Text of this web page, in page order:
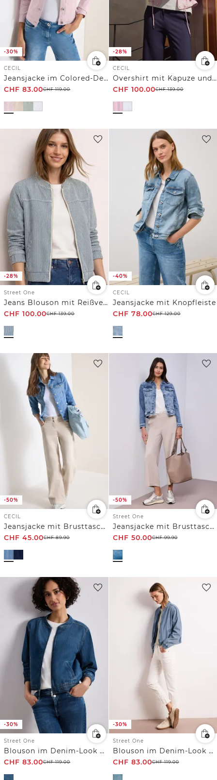
-30%
CECIL
Jeansjacke im Colored-Denim-Look
CHF 83.00CHF119.00
-28%
CECIL
Overshirt mit Kapuze und Tunnelzug
CHF 100.00CHF139.00
-28%
Street One
Jeans Blouson mit Reißverschluss
CHF 100.00CHF139.00
-40%
CECIL
Jeansjacke mit Knopfleiste
CHF 78.00CHF129.00
-50%
CECIL
Jeansjacke mit Brusttaschen und Knöpfen
CHF 45.00CHF89.90
-50%
Street One
Jeansjacke mit Brusttaschen und Knöpfen
CHF 50.00CHF99.90
-30%
Street One
Blouson im Denim-Look mit Zipper
CHF 83.00CHF119.00
-30%
Street One
Blouson im Denim-Look mit Taschen
CHF 83.00CHF119.00